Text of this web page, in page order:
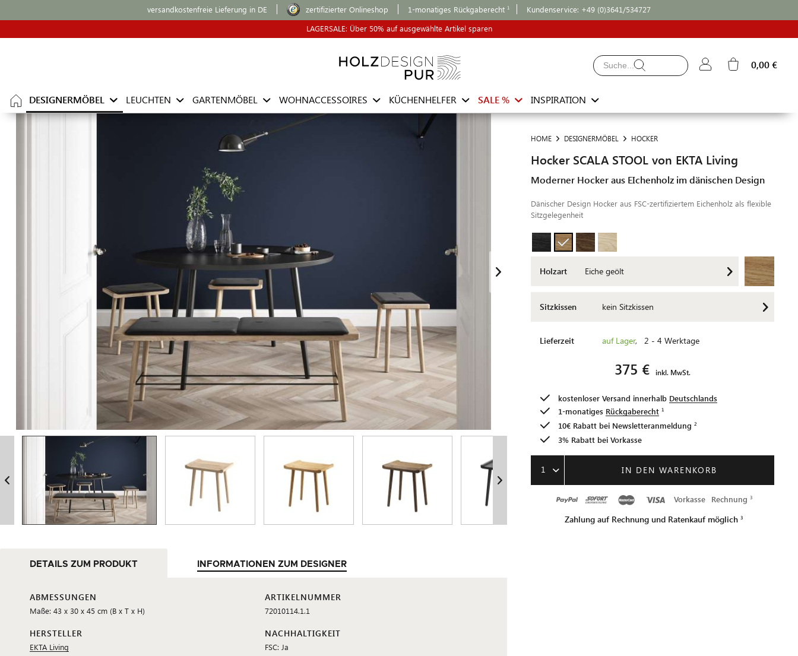
versandkostenfreie Lieferung in DE zertifizierter Onlineshop 1-monatiges Rückgaberecht Kundenservice: +49 (0)3641/534727
LAGERSALE: Über 50% auf ausgewählte Artikel sparen
0,00 €
DESIGNERMÖBEL LEUCHTEN GARTENMÖBEL WOHNACCESSOIRES KÜCHENHELFER SALE % INSPIRATION
HOME DESIGNERMÖBEL HOCKER
Hocker SCALA STOOL von EKTA Living
Moderner Hocker aus EIchenholz im dänischen Design
Dänischer Design Hocker aus FSC-zertifiziertem Eichenholz als flexible
Sitzgelegenheit
Holzart Eiche geölt
Sitzkissen kein Sitzkissen
Lieferzeit auf Lager, 2 - 4 Werktage
375 € inkl. MwSt.
kostenloser Versand innerhalb Deutschlands
1-monatiges Rückgaberecht
10€ Rabatt bei Newsletteranmeldung
3% Rabatt bei Vorkasse
1 IN DEN WARENKORB
Vorkasse Rechnung
Zahlung auf Rechnung und Ratenkauf möglich
DETAILS ZUM PRODUKT INFORMATIONEN ZUM DESIGNER
ABMESSUNGEN
Maße: 43 x 30 x 45 cm (B x T x H)
HERSTELLER
EKTA Living
ARTIKELNUMMER
72010114.1.1
NACHHALTIGKEIT
FSC: Ja